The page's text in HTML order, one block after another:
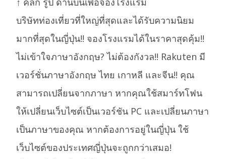
บริษัทท่องเที่ยวที่ใหญ่ที่สุดและได้รับความนิยม
มากที่สุดในญี่ปุ่น!! จองโรงแรมได้ในราคาสุดคุ้ม!!
ไม่เข้าใจภาษาอังกฤษ? ไม่ต้องกังวล!! Rakuten มี
เวอร์ชั่นภาษาอังกฤษ ไทย เกาหลี และจีน!! คุณ
สามารถเปลี่ยนจากภาษา หากคุณใช้สมาร์ทโฟน
ให้เปลี่ยนเว็บไซต์เป็นเวอร์ชัน PC และเปลี่ยนภาษา
เป็นภาษาของคุณ หากต้องการอยู่ในญี่ปุ่น ใช้
เว็บไซต์ของประเทศญี่ปุ่นจะถูกกว่าเสมอ!